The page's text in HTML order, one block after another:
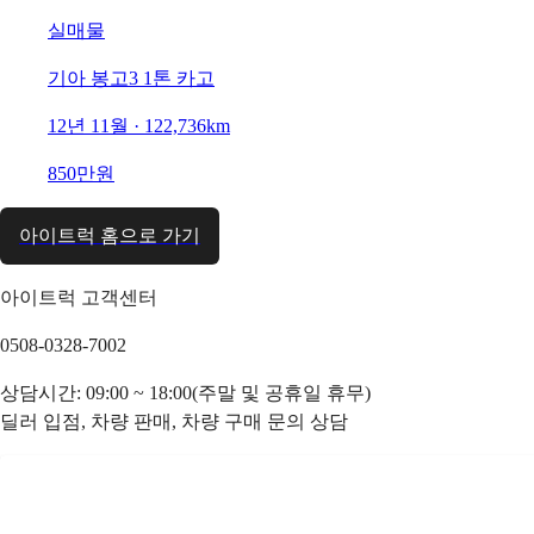
실매물
기아 봉고3 1톤 카고
12년 11월 · 122,736km
850만원
아이트럭 홈으로 가기
아이트럭 고객센터
0508-0328-7002
상담시간: 09:00 ~ 18:00(주말 및 공휴일 휴무)
딜러 입점, 차량 판매, 차량 구매 문의 상담